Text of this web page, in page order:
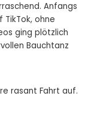
Anfangs
ohne
ging plötzlich
Bauchtanz
rasant Fahrt auf.